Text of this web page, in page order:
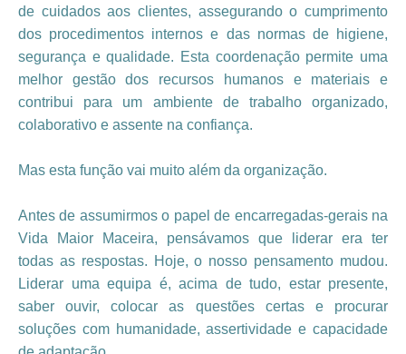
de cuidados aos clientes, assegurando o cumprimento
dos procedimentos internos e das normas de higiene,
segurança e qualidade. Esta coordenação permite uma
melhor gestão dos recursos humanos e materiais e
contribui para um ambiente de trabalho organizado,
colaborativo e assente na confiança.
Mas esta função vai muito além da organização.
Antes de assumirmos o papel de encarregadas-gerais na
Vida Maior Maceira, pensávamos que liderar era ter
todas as respostas. Hoje, o nosso pensamento mudou.
Liderar uma equipa é, acima de tudo, estar presente,
saber ouvir, colocar as questões certas e procurar
soluções com humanidade, assertividade e capacidade